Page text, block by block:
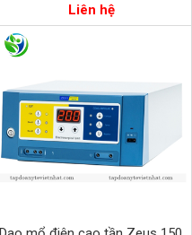
Liên hệ